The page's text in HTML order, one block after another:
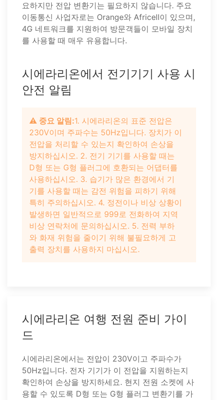
요하지만 전압 변환기는 필요하지 않습니다. 주요
이동통신 사업자로는 Orange와 Africell이 있으며,
4G 네트워크를 지원하여 방문객들이 모바일 장치
를 사용할 때 매우 유용합니다.
시에라리온에서 전기기기 사용 시
안전 알림
⚠️ 중요 알림:1. 시에라리온의 표준 전압은
230V이며 주파수는 50Hz입니다. 장치가 이
전압을 처리할 수 있는지 확인하여 손상을
방지하십시오. 2. 전기 기기를 사용할 때는
D형 또는 G형 플러그에 호환되는 어댑터를
사용하십시오. 3. 습기가 많은 환경에서 기
기를 사용할 때는 감전 위험을 피하기 위해
특히 주의하십시오. 4. 정전이나 비상 상황이
발생하면 일반적으로 999로 전화하여 지역
비상 연락처에 문의하십시오. 5. 전력 부하
와 화재 위험을 줄이기 위해 불필요하게 고
출력 장치를 사용하지 마십시오.
시에라리온 여행 전원 준비 가이
드
시에라리온에서는 전압이 230V이고 주파수가
50Hz입니다. 전자 기기가 이 전압을 지원하는지
확인하여 손상을 방지하세요. 현지 전원 소켓에 사
용할 수 있도록 D형 또는 G형 플러그 변환기를 가